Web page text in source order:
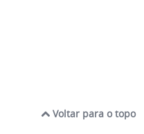
Voltar para o topo